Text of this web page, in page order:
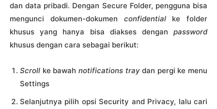
dan data pribadi. Dengan Secure Folder, pengguna bisa
mengunci dokumen-dokumen confidential ke folder
khusus yang hanya bisa diakses dengan password
khusus dengan cara sebagai berikut:
Scroll ke bawah notifications traydan pergi ke menu
Settings
Selanjutnya pilih opsi Security and Privacy, lalu cari